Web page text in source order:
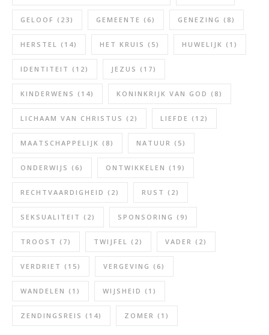
GELOOF (23) GEMEENTE (6) GENEZING (8)
HERSTEL (14) HET KRUIS (5) HUWELIJK (1)
IDENTITEIT (12) JEZUS (17)
KINDERWENS (14) KONINKRIJK VAN GOD (8)
LICHAAM VAN CHRISTUS (2) LIEFDE (12)
MAATSCHAPPELIJK (8) NATUUR (5)
ONDERWIJS (6) ONTWIKKELEN (19)
RECHTVAARDIGHEID (2) RUST (2)
SEKSUALITEIT (2) SPONSORING (9)
TROOST (7) TWIJFEL (2) VADER (2)
VERDRIET (15) VERGEVING (6)
WANDELEN (1) WIJSHEID (1)
ZENDINGSREIS (14) ZOMER (1)